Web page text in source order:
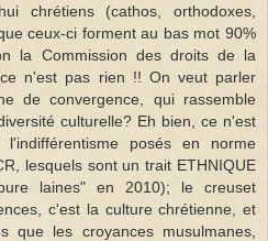
chrétiens (cathos, orthodoxes,
ceux-ci forment au bas mot 90%
la Commission des droits de la
n'est pas rien !! On veut parler
de convergence, qui rassemble
culturelle? Eh bien, ce n'est
posés en norme
lesquels sont un trait ETHNIQUE
laines" en 2010); le creuset
c'est la culture chrétienne, et
que les croyances musulmanes,